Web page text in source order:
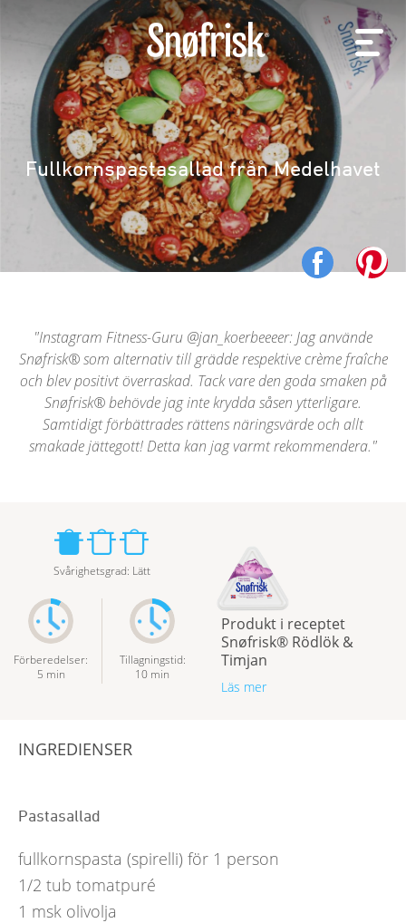
Fullkornspastasallad från Medelhavet
Instagram Fitness-Guru @jan_koerbeeeer: Jag använde
Snøfrisk® som alternativ till grädde respektive crème fraîche
och blev positivt överraskad. Tack vare den goda smaken på
Snøfrisk® behövde jag inte krydda såsen ytterligare.
Samtidigt förbättrades rättens näringsvärde och allt
smakade jättegott! Detta kan jag varmt rekommendera.
Svårighetsgrad: Lätt
Förberedelser:
5 min
Tillagningstid:
10 min
Produkt i receptet
Snøfrisk® Rödlök &
Timjan
Läs mer
INGREDIENSER
Pastasallad
fullkornspasta (spirelli) för 1 person
1/2 tub tomatpuré
1 msk olivolja